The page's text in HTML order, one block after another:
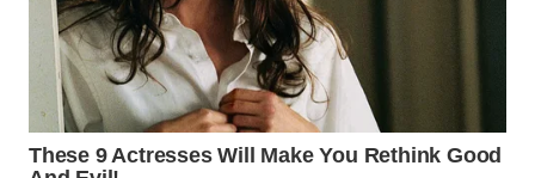
SUBANG
WN
SUKABUMI
WN